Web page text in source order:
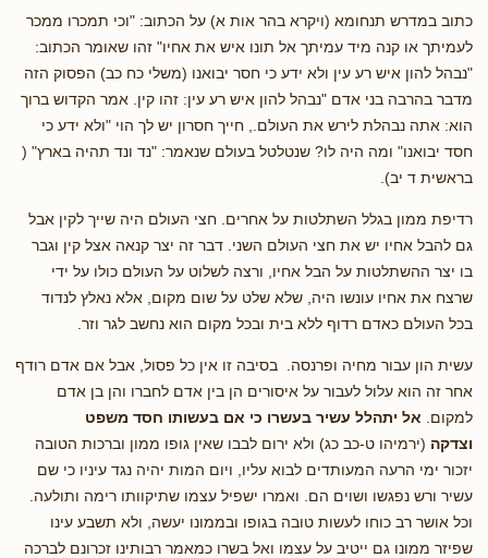
כתוב במדרש תנחומא (ויקרא בהר אות א) על הכתוב: "וכי תמכרו ממכר
לעמיתך או קנה מיד עמיתך אל תונו איש את אחיו" זהו שאומר הכתוב:
"נבהל להון איש רע עין ולא ידע כי חסר יבואנו (משלי כח כב) הפסוק הזה
מדבר בהרבה בני אדם "נבהל להון איש רע עין: זהו קין. אמר הקדוש ברוך
הוא: אתה נבהלת לירש את העולם., חייך חסרון יש לך הוי "ולא ידע כי
חסד יבואנו" ומה היה לו? שנטלטל בעולם שנאמר: "נד ונד תהיה בארץ" (
בראשית ד יב).
רדיפת ממון בגלל השתלטות על אחרים. חצי העולם היה שייך לקין אבל
גם להבל אחיו יש את חצי העולם השני. דבר זה יצר קנאה אצל קין וגבר
בו יצר ההשתלטות על הבל אחיו, ורצה לשלוט על העולם כולו על ידי
שרצח את אחיו עונשו היה, שלא שלט על שום מקום, אלא נאלץ לנדוד
בכל העולם כאדם רדוף ללא בית ובכל מקום הוא נחשב לגר וזר.
עשית הון עבור מחיה ופרנסה. בסיבה זו אין כל פסול, אבל אם אדם רודף
אחר זה הוא עלול לעבור על איסורים הן בין אדם לחברו והן בן אדם
למקום. אל יתהלל עשיר בעשרו כי אם בעשותו חסד משפט
וצדקה (ירמיהו ט-כב כג) ולא ירום לבבו שאין גופו ממון וברכות הטובה
יזכור ימי הרעה המעותדים לבוא עליו, ויום המות יהיה נגד עיניו כי שם
עשיר ורש נפגשו ושוים הם. ואמרו ישפיל עצמו שתיקוותו רימה ותולעה.
וכל אושר רב כוחו לעשות טובה בגופו ובממונו יעשה, ולא תשבע עינו
שפיזר ממונו גם ייטיב על עצמו ואל בשרו כמאמר רבותינו זכרונם לברכה